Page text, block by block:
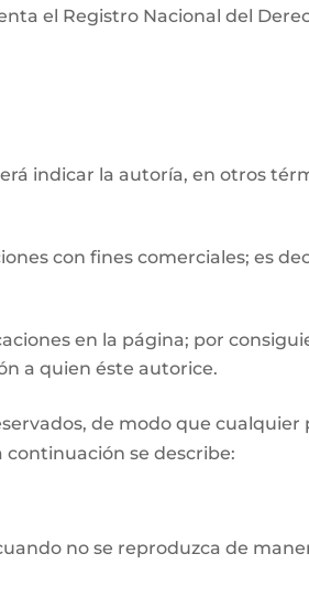
el Registro Nacional del
indicar la autoría, en otros
con fines comerciales; es
en la página; por
a quien éste autorice.
de modo que
se describe:
no se reproduzca de